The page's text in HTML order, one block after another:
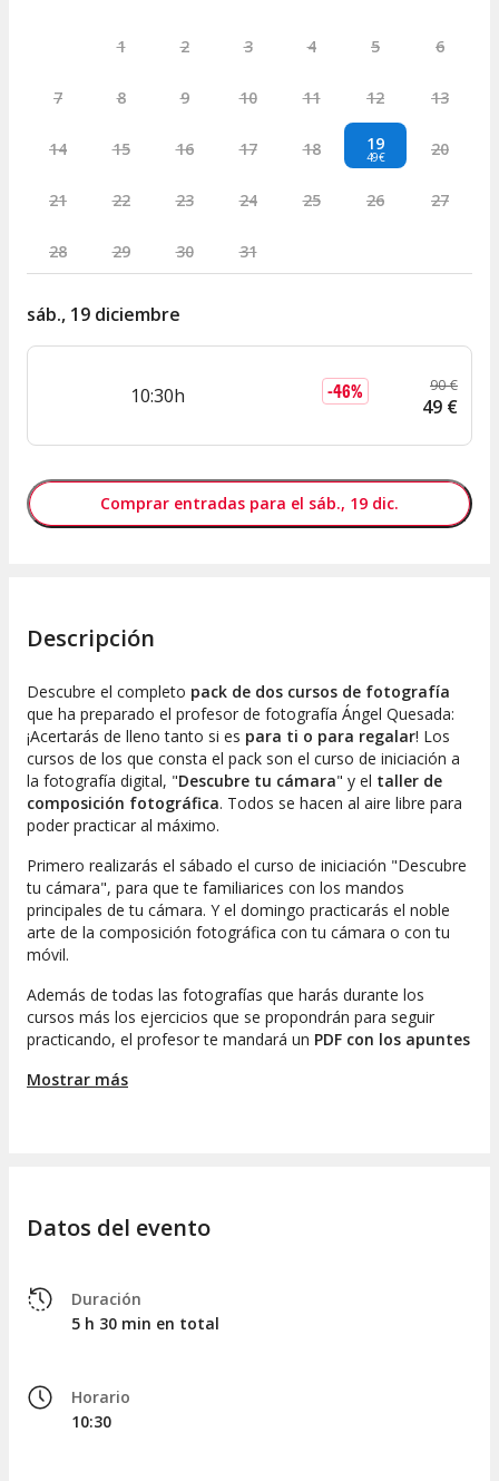
1 2 3 4 5 6
7 8 9 10 11 12 13
14 15 16 17 18 19
49€ 20
21 22 23 24 25 26 27
28 29 30 31
sáb., 19 diciembre
10:30h -46% 90 €
49 €
Comprar entradas para el sáb., 19 dic.
Descripción
Descubre el completo pack de dos cursos de fotografía
que ha preparado el profesor de fotografía Ángel Quesada:
¡Acertarás de lleno tanto si es para ti o para regalar! Los
cursos de los que consta el pack son el curso de iniciación a
la fotografía digital, "Descubre tu cámara" y el taller de
composición fotográfica. Todos se hacen al aire libre para
poder practicar al máximo.
Primero realizarás el sábado el curso de iniciación "Descubre
tu cámara", para que te familiarices con los mandos
principales de tu cámara. Y el domingo practicarás el noble
arte de la composición fotográfica con tu cámara o con tu
móvil.
Además de todas las fotografías que harás durante los
cursos más los ejercicios que se propondrán para seguir
practicando, el profesor te mandará un PDF con los apuntes
repases en casa.
Modos de exposición.
Arreglar contraluces.
Fotos de niños y deporte
o cámara:
Mostrar más
Datos del evento
Duración
5 h 30 min en total
Horario
10:30